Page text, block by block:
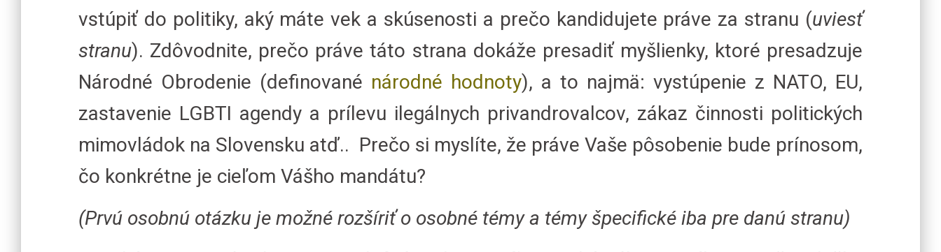
vstúpiť do politiky, aký máte vek a skúsenosti a prečo kandidujete práve za stranu (uviesť
stranu). Zdôvodnite, prečo práve táto strana dokáže presadiť myšlienky, ktoré presadzuje
Národné Obrodenie (definované národné hodnoty), a to najmä: vystúpenie z NATO, EU,
zastavenie LGBTI agendy a prílevu ilegálnych privandrovalcov, zákaz činnosti politických
mimovládok na Slovensku atď.. Prečo si myslíte, že práve Vaše pôsobenie bude prínosom,
čo konkrétne je cieľom Vášho mandátu?
(Prvú osobnú otázku je možné rozšíriť o osobné témy a témy špecifické iba pre danú stranu)